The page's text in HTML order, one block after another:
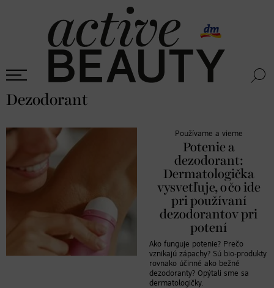
Dezodorant
Používame a vieme
Potenie a
dezodorant:
Dermatologička
vysvetľuje, o čo ide
pri používaní
dezodorantov pri
potení
Ako funguje potenie? Prečo
vznikajú zápachy? Sú bio-produkty
rovnako účinné ako bežné
dezodoranty? Opýtali sme sa
dermatologičky.